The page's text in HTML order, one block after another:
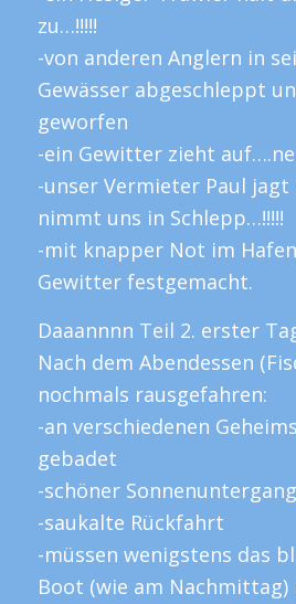
zu…!!!!!
-von anderen Anglern in
Gewässer abgeschleppt
geworfen
-ein Gewitter zieht
-unser Vermieter Paul
nimmt uns in Schlepp…!!!!!
-mit knapper Not im
Gewitter festgemacht.
Daaannnn Teil 2. erster
Nach dem Abendessen
nochmals rausgefahren:
-an verschiedenen
gebadet
-schöner Sonnenuntergang
-saukalte Rückfahrt
-müssen wenigstens das
Boot (wie am